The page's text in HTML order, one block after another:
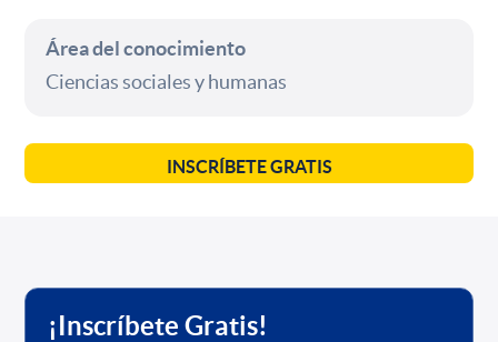
Área del conocimiento
Ciencias sociales y humanas
INSCRÍBETE GRATIS
¡Inscríbete Gratis!